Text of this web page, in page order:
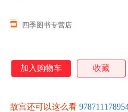
四季图书专营店
加入购物车 收藏
故宫还可以这么看